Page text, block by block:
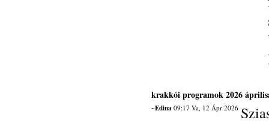
krakkói programok 2026
~Edina09:17 Va, 12 Ápr 2026